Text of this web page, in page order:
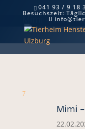
041 93 / 9 18
Besuchszeit:
Mimi –
7
Mimi